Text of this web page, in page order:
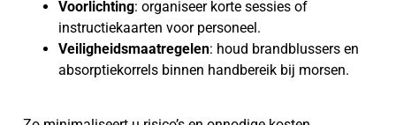
Voorlichting: organiseer korte sessies of
instructiekaarten voor personeel.
Veiligheidsmaatregelen: houd brandblussers en
absorptiekorrels binnen handbereik bij morsen.